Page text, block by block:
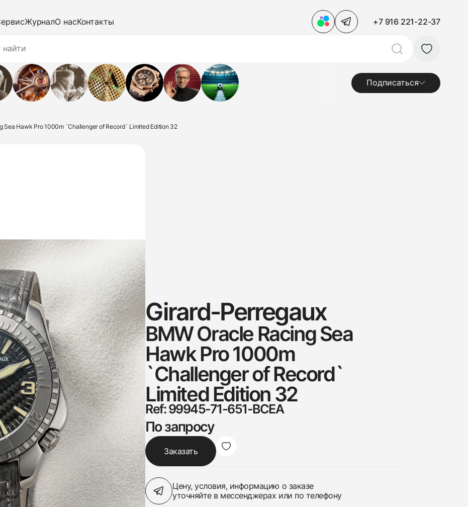
ЖурналО насКонтакты +7 916 221-22-37
Подписаться
Sea Hawk Pro 1000m `Challenger of Record` Limited Edition 32
Girard-Perregaux
BMW Oracle Racing Sea
Hawk Pro 1000m
`Challenger of Record`
Limited Edition 32
Ref: 99945-71-651-BCEA
По запросу
Заказать
Цену, условия, информацию о заказе
уточняйте в мессенджерах или по телефону